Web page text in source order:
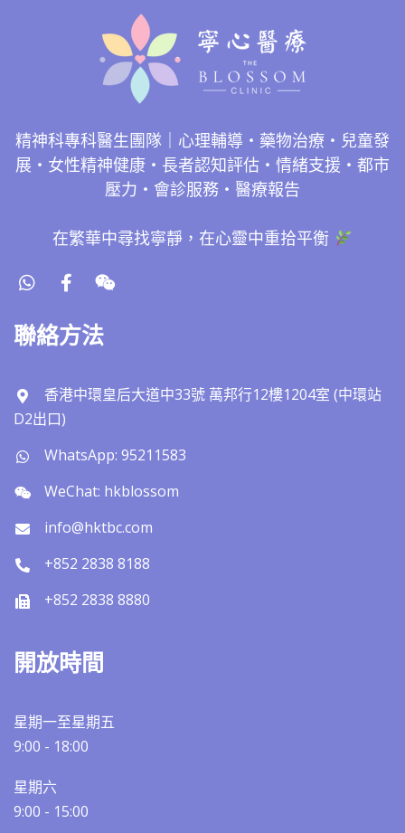
精神科專科醫生團隊｜心理輔導・藥物治療・兒童發
展・女性精神健康・長者認知評估・情緒支援・都市
壓力・會診服務・醫療報告
在繁華中尋找寧靜，在心靈中重拾平衡
聯絡方法
香港中環皇后大道中33號 萬邦行12樓1204室 (中環站
D2出口)
WhatsApp: 95211583
WeChat: hkblossom
info@hktbc.com
+852 2838 8188
+852 2838 8880
開放時間
星期一至星期五
9:00 - 18:00
星期六
9:00 - 15:00